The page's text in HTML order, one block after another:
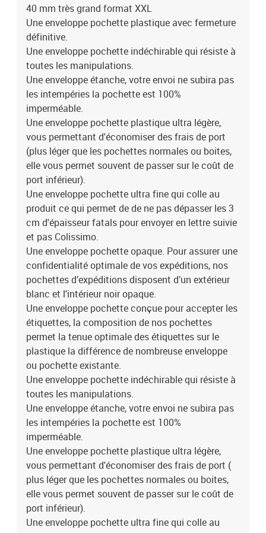
étiquettes, la composition de nos pochettes permet la tenue
optimale des étiquettes sur le plastique 0 la différence de
nombreuses enveloppes ou pochette existante.Fermeture par
bande autocollante détachable ultra forte pour fermeture
définitive de votre enveloppe. Épaisseur : 60 µ
40 mm très grand format XXL
Une enveloppe pochette plastique avec fermeture
définitive.
Une enveloppe pochette indéchirable qui résiste à
toutes les manipulations.
Une enveloppe étanche, votre envoi ne subira pas
les intempéries la pochette est 100%
imperméable.
Une enveloppe pochette plastique ultra légère,
vous permettant d'économiser des frais de port
(plus léger que les pochettes normales ou boites,
elle vous permet souvent de passer sur le coût de
port inférieur).
Une enveloppe pochette ultra fine qui colle au
produit ce qui permet de de ne pas dépasser les 3
cm d'épaisseur fatals pour envoyer en lettre suivie
et pas Colissimo.
Une enveloppe pochette opaque. Pour assurer une
confidentialité optimale de vos expéditions, nos
pochettes d’expéditions disposent d’un extérieur
blanc et l'intérieur noir opaque.
Une enveloppe pochette conçue pour accepter les
étiquettes, la composition de nos pochettes
permet la tenue optimale des étiquettes sur le
plastique la différence de nombreuse enveloppe
ou pochette existante.
Une enveloppe pochette indéchirable qui résiste à
toutes les manipulations.
Une enveloppe étanche, votre envoi ne subira pas
les intempéries la pochette est 100%
imperméable.
Une enveloppe pochette plastique ultra légère,
vous permettant d'économiser des frais de port (
plus léger que les pochettes normales ou boites,
elle vous permet souvent de passer sur le coût de
port inférieur).
Une enveloppe pochette ultra fine qui colle au